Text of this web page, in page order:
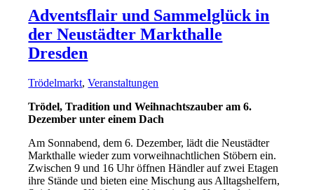
Adventsflair und Sammelglück in
der Neustädter Markthalle
Dresden
Trödelmarkt,Veranstaltungen
Trödel, Tradition und Weihnachtszauber am 6.
Dezember unter einem Dach
Am Sonnabend, dem 6. Dezember, lädt die Neustädter
Markthalle wieder zum vorweihnachtlichen Stöbern ein.
Zwischen 9 und 16 Uhr öffnen Händler auf zwei Etagen
ihre Stände und bieten eine Mischung aus Alltagshelfern,